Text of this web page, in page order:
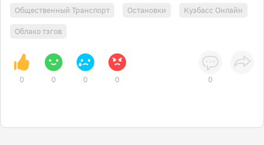
Общественный Транспорт Остановки Кузбасс Онлайн
Облако тэгов
0 0 0 0 0